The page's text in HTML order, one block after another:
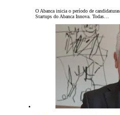
O Abanca inicia o período de
Startups do Abanca Innova. Todas…